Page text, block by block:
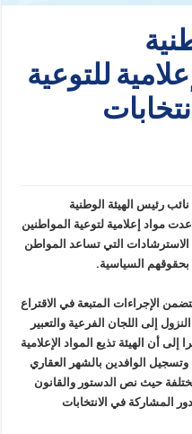
للتوعية
رئيس الهيئة الوطنية
مواد إعلامية لتوعية المواطنين
الاسترشادات التي تساعد المواطن
بحقوقهم السياسية.
الإجراءات المتبعة في الاقتراع
إلى اللجان الفرعية والتعبير
أن الهيئة تذيع المواد الإعلامية
وتسجيل الوافدين بالشهر العقاري
حيث نص الدستور والقانون
المشاركة في الانتخابات